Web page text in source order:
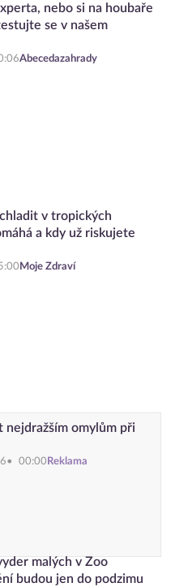
nebo si na houbaře
se v našem
Abecedazahrady
v tropických
a kdy už riskujete
Moje Zdraví
nejdražším omylům při
00:00 Reklama
malých v Zoo
budou jen do podzimu